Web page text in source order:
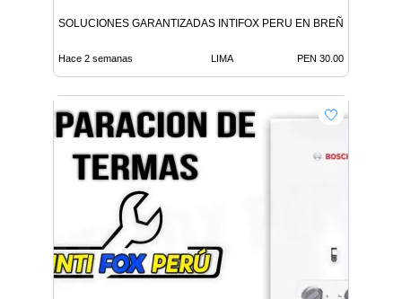
SOLUCIONES GARANTIZADAS INTIFOX PERU EN BREÑA
Hace 2 semanas LIMA PEN 30.00